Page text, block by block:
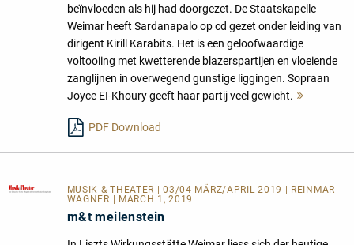
beïnvloeden als hij had doorgezet. De Staatskapelle
Weimar heeft Sardanapalo op cd gezet onder leiding van
dirigent Kirill Karabits. Het is een geloofwaardige
voltooiing met kwetterende blazerspartijen en vloeiende
zanglijnen in overwegend gunstige liggingen. Sopraan
Joyce EI-Khoury geeft haar partij veel gewicht.
PDF Download
MUSIK & THEATER
| 03/04 MÄRZ/APRIL 2019 | REINMAR
WAGNER | MARCH 1, 2019
m&t meilenstein